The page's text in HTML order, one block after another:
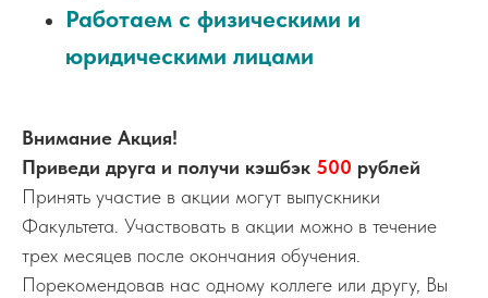
Работаем с физическими и
юридическими лицами
Внимание Акция!
Приведи друга и получи кэшбэк 500 рублей
Принять участие в акции могут выпускники
Факультета. Участвовать в акции можно в течение
трех месяцев после окончания обучения.
Порекомендовав нас одному коллеге или другу, Вы